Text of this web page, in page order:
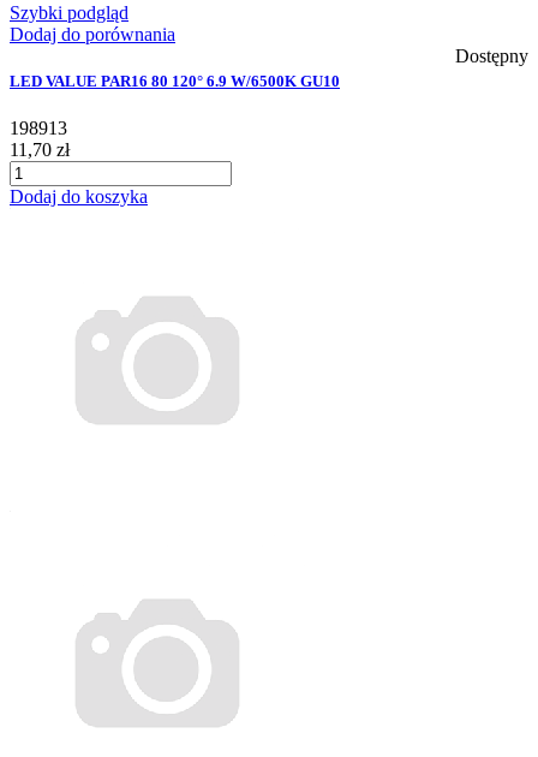
Szybki podgląd
Dodaj do porównania
Dostępny
LED VALUE PAR16 80 120° 6.9 W/6500K GU10
198913
11,70 zł
Dodaj do koszyka